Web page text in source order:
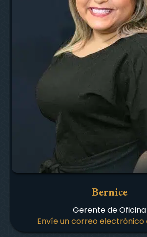
Bernice
Gerente de Oficina
Envíe un correo electrónico